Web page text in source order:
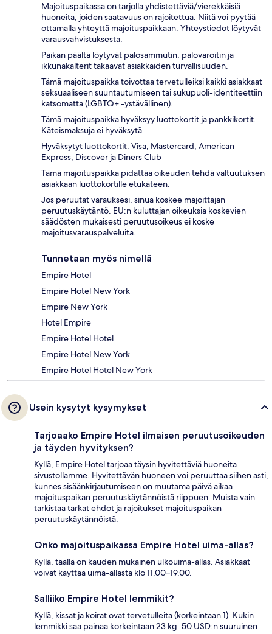
Majoituspaikassa on tarjolla yhdistettäviä/vierekkäisiä
huoneita, joiden saatavuus on rajoitettua. Niitä voi pyytää
ottamalla yhteyttä majoituspaikkaan. Yhteystiedot löytyvät
varausvahvistuksesta.
Paikan päältä löytyvät palosammutin, palovaroitin ja
ikkunakalterit takaavat asiakkaiden turvallisuuden.
Tämä majoituspaikka toivottaa tervetulleiksi kaikki asiakkaat
seksuaaliseen suuntautumiseen tai sukupuoli-identiteettiin
katsomatta (LGBTQ+ -ystävällinen).
Tämä majoituspaikka hyväksyy luottokortit ja pankkikortit.
Käteismaksuja ei hyväksytä.
Hyväksytyt luottokortit: Visa, Mastercard, American
Express, Discover ja Diners Club
Tämä majoituspaikka pidättää oikeuden tehdä valtuutuksen
asiakkaan luottokortille etukäteen.
Jos peruutat varauksesi, sinua koskee majoittajan
peruutuskäytäntö. EU:n kuluttajan oikeuksia koskevien
säädösten mukaisesti peruutusoikeus ei koske
majoitusvarauspalveluita.
Tunnetaan myös nimellä
Empire Hotel
Empire Hotel New York
Empire New York
Hotel Empire
Empire Hotel Hotel
Empire Hotel New York
Empire Hotel Hotel New York
Usein kysytyt kysymykset
Tarjoaako Empire Hotel ilmaisen peruutusoikeuden
ja täyden hyvityksen?
Kyllä, Empire Hotel tarjoaa täysin hyvitettäviä huoneita
sivustollamme. Hyvitettävän huoneen voi peruuttaa siihen asti,
kunnes sisäänkirjautumiseen on muutama päivä aikaa
majoituspaikan peruutuskäytännöistä riippuen. Muista vain
tarkistaa tarkat ehdot ja rajoitukset majoituspaikan
peruutuskäytännöistä.
Onko majoituspaikassa Empire Hotel uima-allas?
Kyllä, täällä on kauden mukainen ulkouima-allas. Asiakkaat
voivat käyttää uima-allasta klo 11.00–19.00.
Salliiko Empire Hotel lemmikit?
Kyllä, kissat ja koirat ovat tervetulleita (korkeintaan 1). Kukin
lemmikki saa painaa korkeintaan 23 kg. 50 USD:n suuruinen